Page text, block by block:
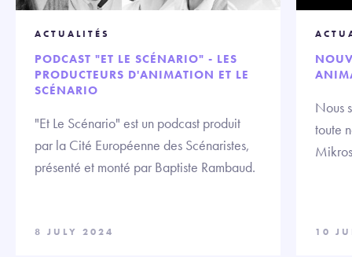
ACTUALITÉS
PODCAST "ET LE SCÉNARIO" - LES
PRODUCTEURS D'ANIMATION ET LE
SCÉNARIO
"Et Le Scénario" est un podcast produit
par la Cité Européenne des Scénaristes,
présenté et monté par Baptiste Rambaud.
8 JULY 2024
Nous
toute
10